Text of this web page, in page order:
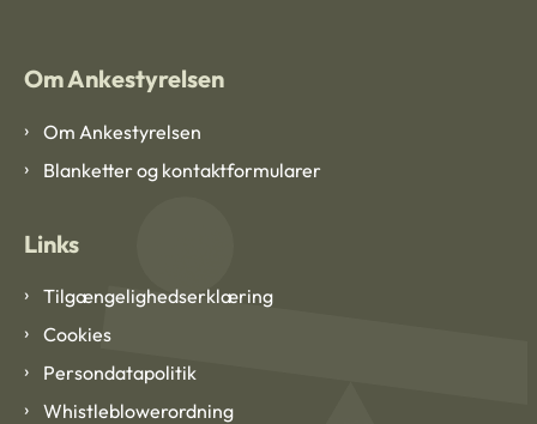
Om Ankestyrelsen
Om Ankestyrelsen
Blanketter og kontaktformularer
Links
Tilgængelighedserklæring
Cookies
Persondatapolitik
Whistleblowerordning